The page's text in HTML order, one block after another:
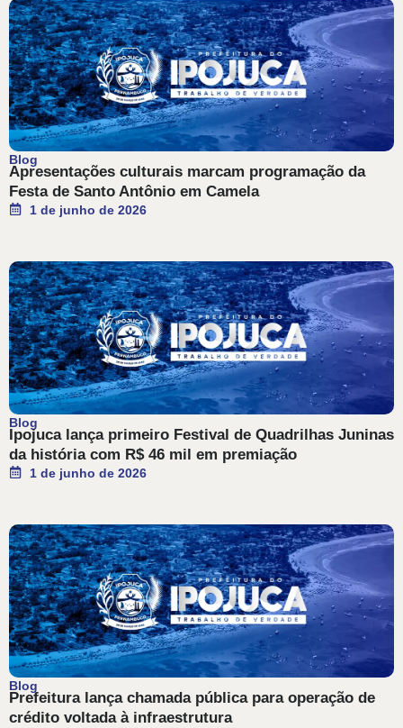
Blog
Apresentações culturais marcam programação da
Festa de Santo Antônio em Camela
1 de junho de 2026
Blog
Ipojuca lança primeiro Festival de Quadrilhas Juninas
da história com R$ 46 mil em premiação
1 de junho de 2026
Blog
Prefeitura lança chamada pública para operação de
crédito voltada à infraestrutura